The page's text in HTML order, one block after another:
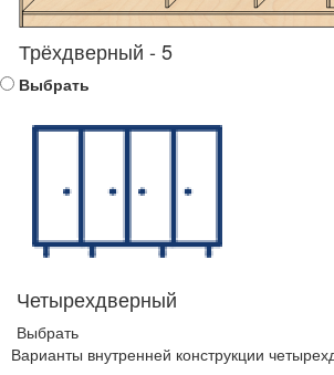
Трёхдверный - 5
Выбрать
Четырехдверный
Выбрать
Варианты внутренней конструкции